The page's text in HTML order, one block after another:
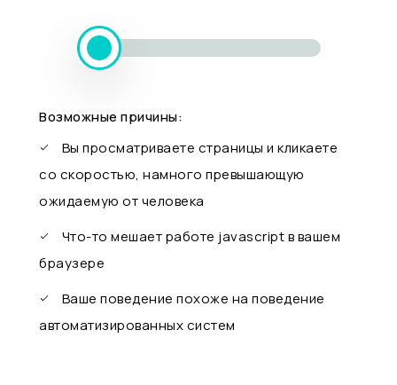
Возможные причины:
Вы просматриваете страницы и кликаете
со скоростью, намного превышающую
ожидаемую от человека
Что-то мешает работе javascript в вашем
браузере
Ваше поведение похоже на поведение
автоматизированных систем